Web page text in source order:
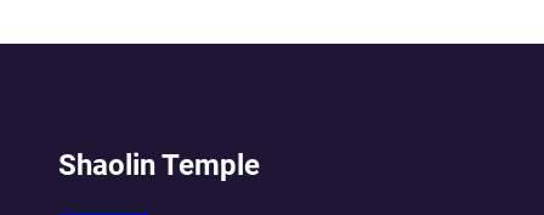
Shaolin Temple